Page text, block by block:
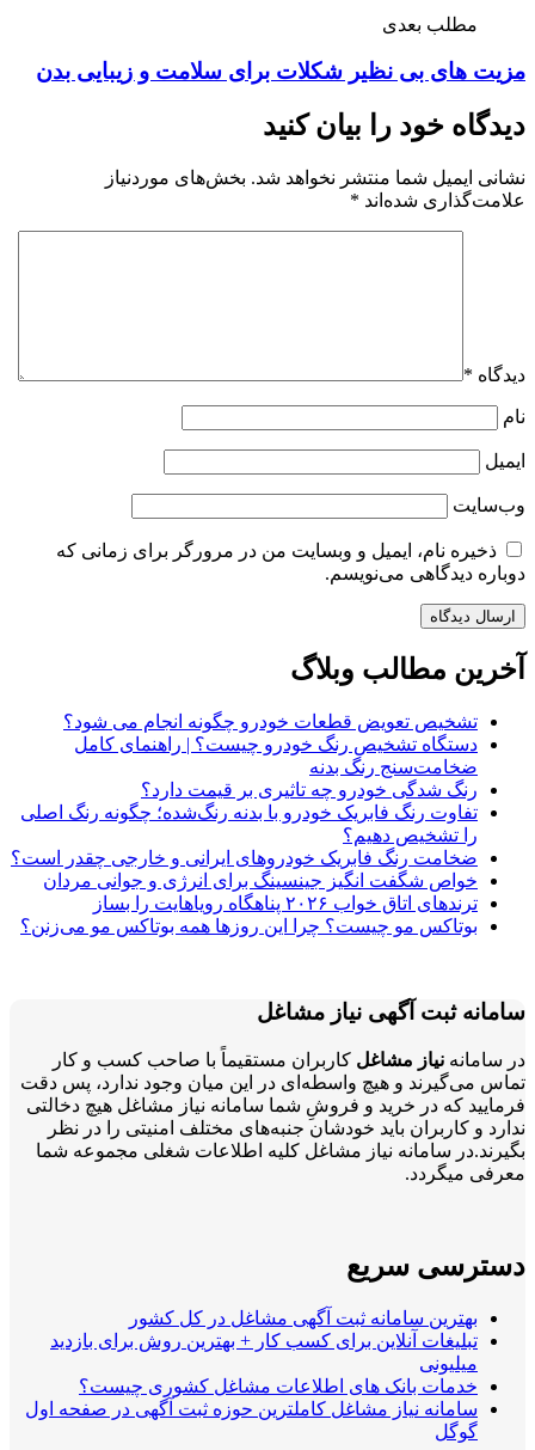
مطلب بعدی
مزیت های بی نظیر شکلات برای سلامت و زیبایی بدن
دیدگاه خود را بیان کنید
نشانی ایمیل شما منتشر نخواهد شد. بخش‌های موردنیاز
علامت‌گذاری شده‌اند *
دیدگاه *
نام
ایمیل
وب‌سایت
ذخیره نام، ایمیل و وبسایت من در مرورگر برای زمانی که
دوباره دیدگاهی می‌نویسم.
آخرین مطالب وبلاگ
تشخیص تعویض قطعات خودرو چگونه انجام می شود؟
دستگاه تشخیص رنگ خودرو چیست؟ | راهنمای کامل
ضخامت‌سنج رنگ بدنه
رنگ شدگی خودرو چه تاثیری بر قیمت دارد؟
تفاوت رنگ فابریک خودرو با بدنه رنگ‌شده؛ چگونه رنگ اصلی
را تشخیص دهیم؟
ضخامت رنگ فابریک خودروهای ایرانی و خارجی چقدر است؟
خواص شگفت انگیز جینسینگ برای انرژی و جوانی مردان
ترندهای اتاق خواب ۲۰۲۶ پناهگاه رویاهایت را بساز
بوتاکس مو چیست؟ چرا این روزها همه بوتاکس مو می‌زنن؟
سامانه ثبت آگهی نیاز مشاغل
در سامانه نیاز مشاغل کاربران مستقیماً با صاحب کسب و کار
تماس می‌گیرند و هیچ واسطه‌ای در این میان وجود ندارد، پس دقت
فرمایید که در خرید و فروشِ شما سامانه نیاز مشاغل هیچ دخالتی
ندارد و کاربران باید خودشان جنبه‌های مختلف امنیتی را در نظر
بگیرند.در سامانه نیاز مشاغل کلیه اطلاعات شغلی مجموعه شما
معرفی میگردد.
دسترسی سریع
بهترین سامانه ثبت آگهی مشاغل در کل کشور
تبلیغات آنلاین برای کسب کار + بهترین روش برای بازدید
میلیونی
خدمات بانک های اطلاعات مشاغل کشوری چیست؟
سامانه نیاز مشاغل کاملترین حوزه ثبت آگهی در صفحه اول
گوگل